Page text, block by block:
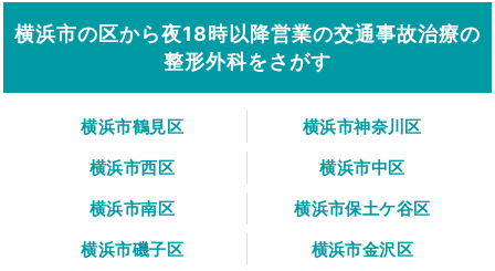
横浜市の区から夜18時以降営業の交通事故治療の
整形外科をさがす
横浜市鶴見区
横浜市神奈川区
横浜市西区
横浜市中区
横浜市南区
横浜市保土ケ谷区
横浜市磯子区
横浜市金沢区